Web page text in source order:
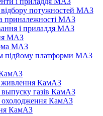
потужностей МАЗ
приналежності МАЗ
і приладдя МАЗ
МАЗ
МАЗ
підйому платформи МАЗ
живлення КамАЗ
газів КамАЗ
охолодження КамАЗ
КамАЗ